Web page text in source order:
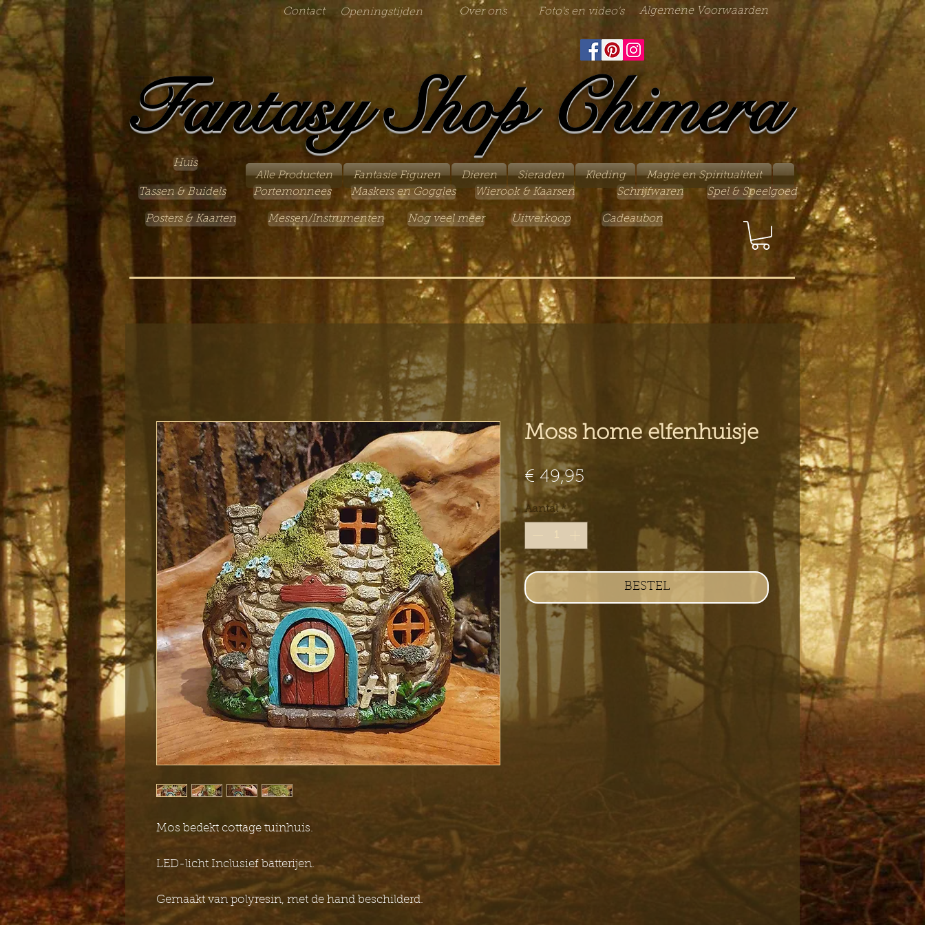
Contact Openingstijden Over ons Foto's en video's Algemene Voorwaarden
Fantasy Shop Chimera
Huis
Alle Producten
Fantasie Figuren Dieren Sieraden Kleding
Magie en Spiritualiteit
Tassen & Buidels
Portemonnees Maskers en Goggles Wierook & Kaarsen Schrijfwaren
Posters & Kaarten Messen/Instrumenten Nog veel meer Uitverkoop Cadeaubon
Spel & Speelgoed
Mos bedekt cottage tuinhuis.
LED-licht Inclusief batterijen.
Gemaakt van polyresin, met de hand beschilderd.
Moss home elfenhuisje
€ 49,95
Aantal *
BESTEL